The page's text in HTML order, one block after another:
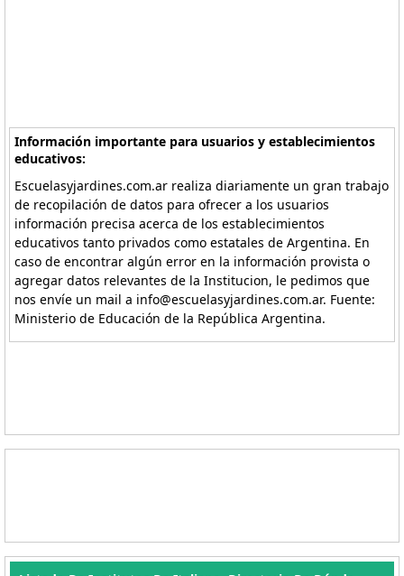
Información importante para usuarios y establecimientos
educativos:
Escuelasyjardines.com.ar realiza diariamente un gran trabajo
de recopilación de datos para ofrecer a los usuarios
información precisa acerca de los establecimientos
educativos tanto privados como estatales de Argentina. En
caso de encontrar algún error en la información provista o
agregar datos relevantes de la Institucion, le pedimos que
nos envíe un mail a info@escuelasyjardines.com.ar. Fuente:
Ministerio de Educación de la República Argentina.